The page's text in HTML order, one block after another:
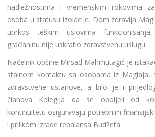
nadležnostima i vremenskim rokovima
osoba u statusu izolacije. Dom zdravlja
uprkos teškim uslovima
građaninu nije uskratio zdravstvenu uslugu.
Načelnik općine Mirsad Mahmutagić je
stalnom kontaktu sa osobama iz Maglaja,
zdravstvene ustanove, a bilo je i
članova Kolegija da se oboljeli od
kontinuitetu osiguravaju potrebnim
i prilikom izrade rebalansa Budžeta.